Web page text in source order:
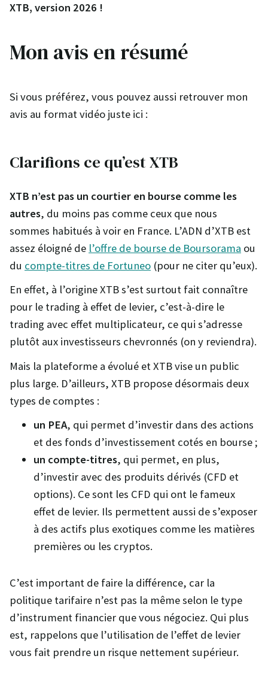
XTB, version 2026 !
Mon avis en résumé
Si vous préférez, vous pouvez aussi retrouver mon
avis au format vidéo juste ici :
Clarifions ce qu’est XTB
XTB n’est pas un courtier en bourse comme les
autres, du moins pas comme ceux que nous
sommes habitués à voir en France. L’ADN d’XTB est
assez éloigné de l’offre de bourse de Boursorama ou
du compte-titres de Fortuneo (pour ne citer qu’eux).
En effet, à l’origine XTB s’est surtout fait connaître
pour le trading à effet de levier, c’est-à-dire le
trading avec effet multiplicateur, ce qui s’adresse
plutôt aux investisseurs chevronnés (on y reviendra).
Mais la plateforme a évolué et XTB vise un public
plus large. D’ailleurs, XTB propose désormais deux
types de comptes :
un PEA, qui permet d’investir dans des actions
et des fonds d’investissement cotés en bourse ;
un compte-titres, qui permet, en plus,
d’investir avec des produits dérivés (CFD et
options). Ce sont les CFD qui ont le fameux
effet de levier. Ils permettent aussi de s’exposer
à des actifs plus exotiques comme les matières
premières ou les cryptos.
C’est important de faire la différence, car la
politique tarifaire n’est pas la même selon le type
d’instrument financier que vous négociez. Qui plus
est, rappelons que l’utilisation de l’effet de levier
vous fait prendre un risque nettement supérieur.